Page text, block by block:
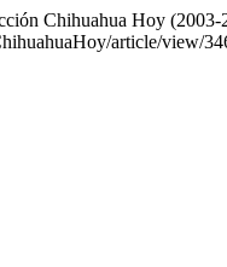
Chihuahua Hoy
article/view/